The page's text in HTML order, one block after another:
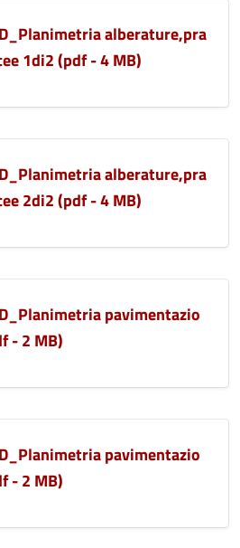
alberature,pra
1di2 (pdf - 4 MB)
alberature,pra
2di2 (pdf - 4 MB)
pavimentazio
- 2 MB)
pavimentazio
- 2 MB)